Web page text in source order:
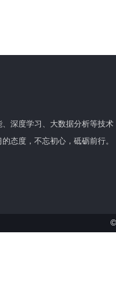
深度学习、大数据分析等技
态度，不忘初心，砥砺前行。